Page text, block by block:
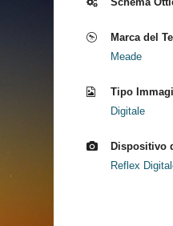
Marca del
Meade
Tipo
Digitale
Dispositivo
Reflex